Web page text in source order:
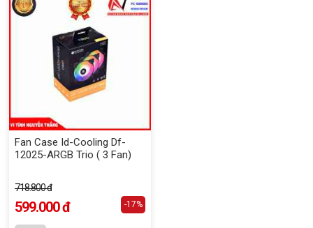
Fan Case Id-Cooling Df-
12025-ARGB Trio ( 3 Fan)
718.800 đ
599.000 đ -17%